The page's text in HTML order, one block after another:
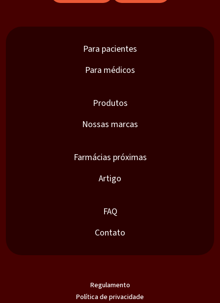
Para pacientes
Para médicos
Produtos
Nossas marcas
Farmácias próximas
Artigo
FAQ
Contato
Regulamento
Política de privacidade